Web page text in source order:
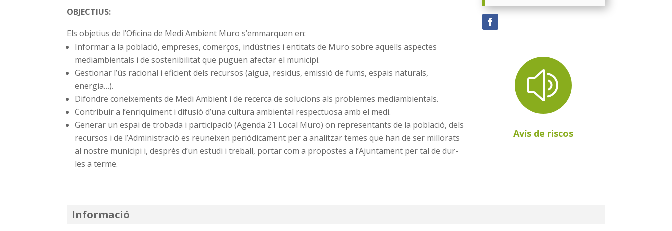
OBJECTIUS:
Els objetius de l’Oficina de Medi Ambient Muro s’emmarquen en:
Informar a la població, empreses, comerços, indústries i entitats de Muro sobre aquells aspectes
mediambientals i de sostenibilitat que puguen afectar el municipi.
Gestionar l’ús racional i eficient dels recursos (aigua, residus, emissió de fums, espais naturals,
energia…).
Difondre coneixements de Medi Ambient i de recerca de solucions als problemes mediambientals.
Contribuir a l’enriquiment i difusió d’una cultura ambiental respectuosa amb el medi.
Generar un espai de trobada i participació (Agenda 21 Local Muro) on representants de la població, dels
recursos i de l’Administració es reuneixen periòdicament per a analitzar temes que han de ser millorats
al nostre municipi i, després d’un estudi i treball, portar com a propostes a l’Ajuntament per tal de dur-
les a terme.
z
Avís de riscos
Informació